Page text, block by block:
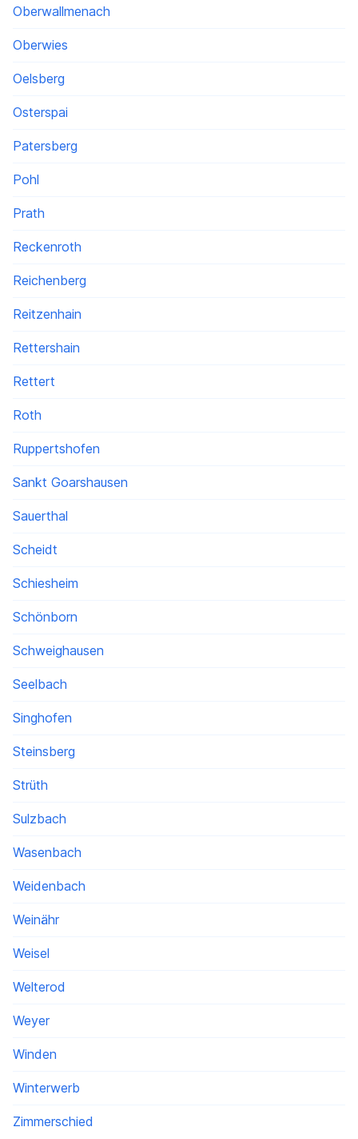
Oberwallmenach
Oberwies
Oelsberg
Osterspai
Patersberg
Pohl
Prath
Reckenroth
Reichenberg
Reitzenhain
Rettershain
Rettert
Roth
Ruppertshofen
Sankt Goarshausen
Sauerthal
Scheidt
Schiesheim
Schönborn
Schweighausen
Seelbach
Singhofen
Steinsberg
Strüth
Sulzbach
Wasenbach
Weidenbach
Weinähr
Weisel
Welterod
Weyer
Winden
Winterwerb
Zimmerschied